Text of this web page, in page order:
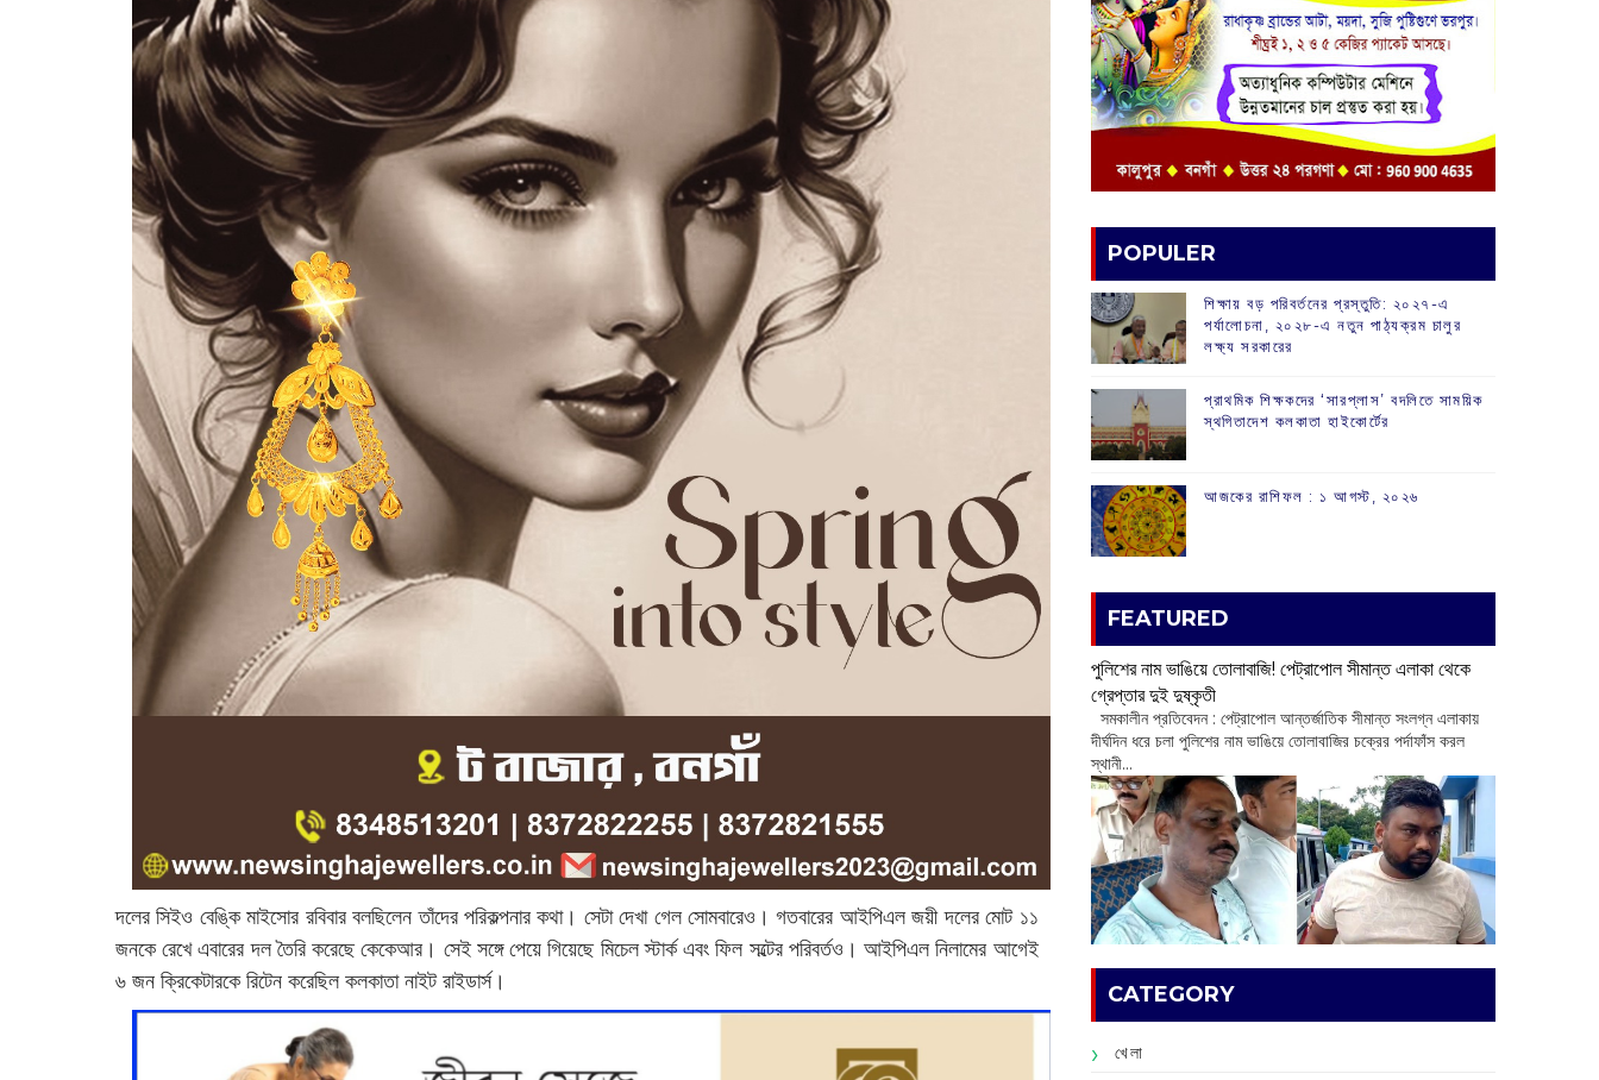
দলের সিইও বেঙ্কি মাইসোর রবিবার বলছিলেন তাঁদের পরিকল্পনার কথা। সেটা দেখা গেল সোমবারেও। গতবারের আইপিএল জয়ী দলের মোট ১১
জনকে রেখে এবারের দল তৈরি করেছে কেকেআর। সেই সঙ্গে পেয়ে গিয়েছে মিচেল স্টার্ক এবং ফিল সল্টের পরিবর্তও। আইপিএল নিলামের আগেই
৬ জন ক্রিকেটারকে রিটেন করেছিল কলকাতা নাইট রাইডার্স।
POPULER
শিক্ষায় বড় পরিবর্তনের প্রস্তুতি: ২০২৭-এ
পর্যালোচনা, ২০২৮-এ নতুন পাঠ্যক্রম চালুর
লক্ষ্য সরকারের
প্রাথমিক শিক্ষকদের ‘সারপ্লাস’ বদলিতে সাময়িক
স্থগিতাদেশ কলকাতা হাইকোর্টের
আজকের রাশিফল :‌ ‌‌১ আগস্ট, ২০২৬
FEATURED
পুলিশের নাম ভাঙিয়ে তোলাবাজি! পেট্রাপোল সীমান্ত এলাকা থেকে
গ্রেপ্তার দুই দুষ্কৃতী
সমকালীন প্রতিবেদন : পেট্রাপোল আন্তর্জাতিক সীমান্ত সংলগ্ন এলাকায়
দীর্ঘদিন ধরে চলা পুলিশের নাম ভাঙিয়ে তোলাবাজির চক্রের পর্দাফাঁস করল
স্থানী...
CATEGORY
খেলা